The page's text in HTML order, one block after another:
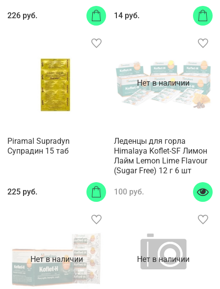
226 руб. 14 руб.
Piramal Supradyn
Супрадин 15 таб
225 руб.
Нет в наличии
Леденцы для горла
Himalaya Koflet-SF Лимон
Лайм Lemon Lime Flavour
(Sugar Free) 12 г 6 шт
100 руб.
Нет в наличии Нет в наличии